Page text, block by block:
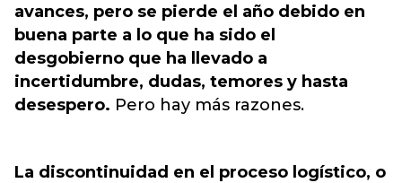
avances, pero se pierde el año debido en
buena parte a lo que ha sido el
desgobierno que ha llevado a
incertidumbre, dudas, temores y hasta
desespero. Pero hay más razones.
La discontinuidad en el proceso logístico, o